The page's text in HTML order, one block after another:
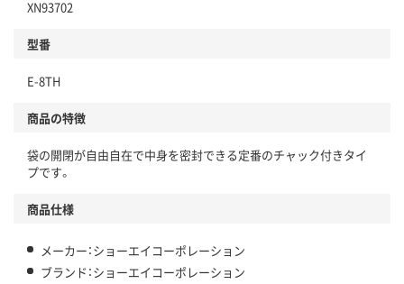
XN93702
型番
E-8TH
商品の特徴
袋の開閉が自由自在で中身を密封できる定番のチャック付きタイ
プです。
商品仕様
メーカー：ショーエイコーポレーション
ブランド：ショーエイコーポレーション